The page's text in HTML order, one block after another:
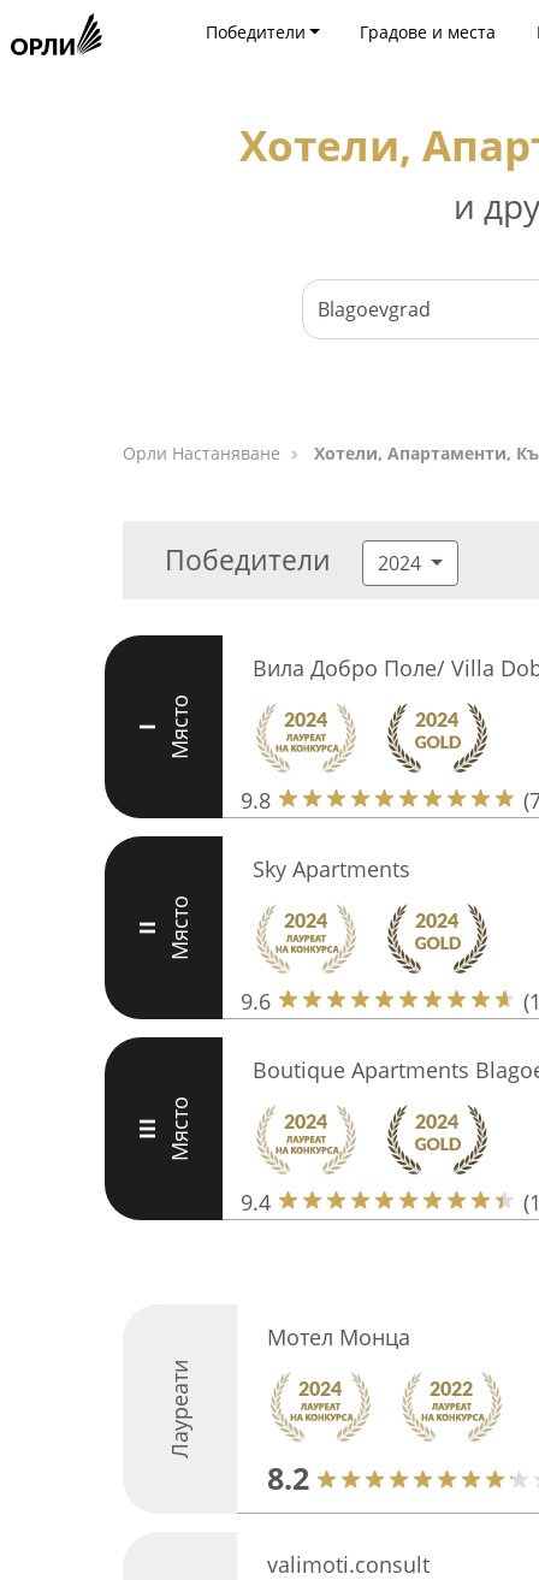
Победители Градове и места
Хотели,
и
Орли Настаняване Хотели, Апартаменти,
Победители 2024
I Място
Вила Добро Поле/ Villa
9.8
II Място
Sky Apartments
9.6
III Място
Boutique Apartments
9.4
Лауреати
Мотел Монца
8.2
valimoti.consult